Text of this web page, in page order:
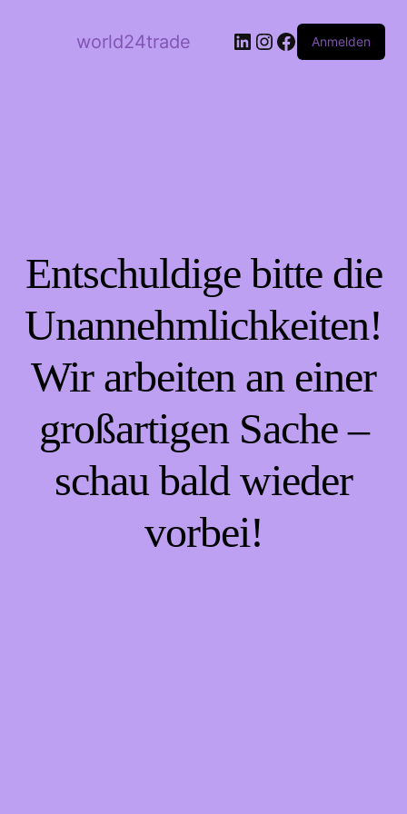
world24trade LinkedIn
Instagram
Facebook
Anmelden
Entschuldige bitte die
Unannehmlichkeiten!
Wir arbeiten an einer
großartigen Sache –
schau bald wieder
vorbei!